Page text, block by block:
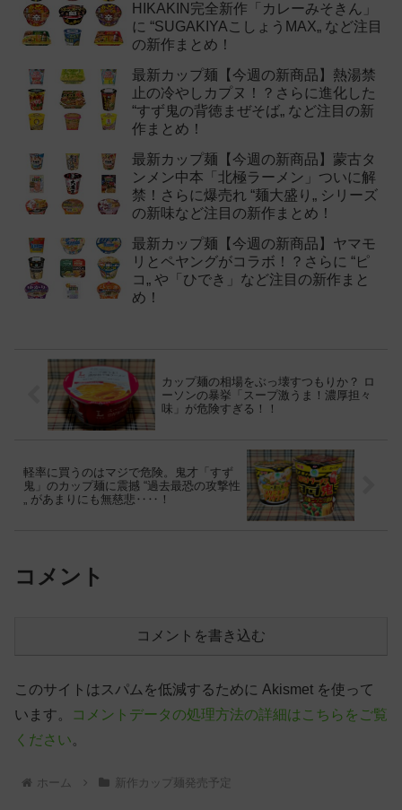
HIKAKIN完全新作「カレーみそきん」
に “SUGAKIYAこしょうMAX„ など注目
の新作まとめ！
最新カップ麺【今週の新商品】熱湯禁
止の冷やしカプヌ！？さらに進化した
“すず鬼の背徳まぜそば„ など注目の新
作まとめ！
最新カップ麺【今週の新商品】蒙古タ
ンメン中本「北極ラーメン」ついに解
禁！さらに爆売れ “麺大盛り„ シリーズ
の新味など注目の新作まとめ！
最新カップ麺【今週の新商品】ヤマモ
リとペヤングがコラボ！？さらに “ピ
コ„ や「ひでき」など注目の新作まと
め！
カップ麺の相場をぶっ壊すつもりか？ ロ
ーソンの暴挙「スープ激うま！濃厚担々
味」が危険すぎる！！
軽率に買うのはマジで危険。鬼才「すず
鬼」のカップ麺に震撼 “過去最恐の攻撃性
„ があまりにも無慈悲‥‥！
コメント
コメントを書き込む
このサイトはスパムを低減するために Akismet を使って
います。
コメントデータの処理方法の詳細はこちらをご覧
ください。
ホーム 新作カップ麺発売予定